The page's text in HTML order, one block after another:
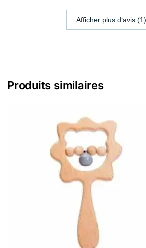
Afficher plus d‘avis (1)
Produits similaires